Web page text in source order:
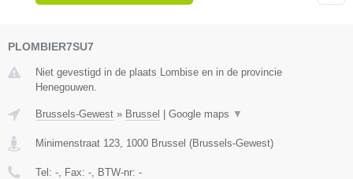
PLOMBIER7SU7
Niet gevestigd in de plaats Lombise en in de provincie
Henegouwen.
Brussels-Gewest » Brussel | Google maps ▼
Minimenstraat 123 1000 Brussel (Brussels-Gewest)
Tel: - , Fax: - , BTW-nr: -